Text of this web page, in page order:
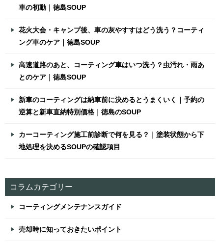
車の初動｜徳島SOUP
花火大会・キャンプ後、車の灰やすすはどう洗う？コーティ
ング車のケア｜徳島SOUP
高速道路のあと、コーティング車はいつ洗う？虫汚れ・雨あ
とのケア｜徳島SOUP
新車のコーティングは納車前に決めるとうまくいく｜予約の
逆算と新車直納特別価格｜徳島のSOUP
カーコーティング施工前診断で何を見る？｜塗装状態から下
地処理を決めるSOUPの確認項目
コラムカテゴリー
コーティングメンテナンスガイド
売却時に知っておきたいポイント